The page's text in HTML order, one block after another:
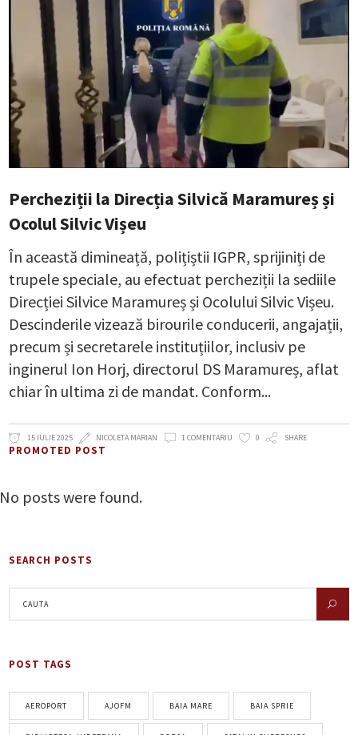
Percheziții la Direcția Silvică Maramureș și
Ocolul Silvic Vișeu
În această dimineață, polițiștii IGPR, sprijiniți de
trupele speciale, au efectuat percheziții la sediile
Direcției Silvice Maramureș și Ocolului Silvic Vișeu.
Descinderile vizează birourile conducerii, angajații,
precum și secretarele instituțiilor, inclusiv pe
inginerul Ion Horj, directorul DS Maramureș, aflat
chiar în ultima zi de mandat. Conform
15 IULIE 2025 NICOLETA MARIAN 1 COMENTARIU 0 SHARE
PROMOTED POST
No posts were found.
SEARCH POSTS
POST TAGS
AEROPORT AJOFM BAIA MARE BAIA SPRIE